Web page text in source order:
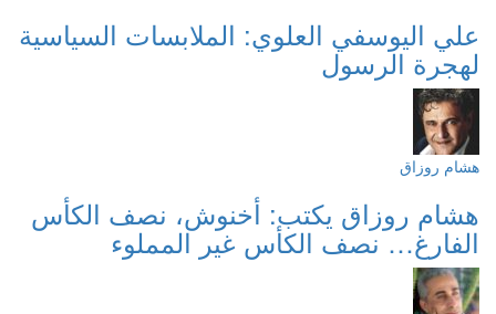
علي اليوسفي العلوي: الملابسات السياسية
لهجرة الرسول
هشام روزاق
هشام روزاق يكتب: أخنوش، نصف الكأس
الفارغ… نصف الكأس غير المملوء